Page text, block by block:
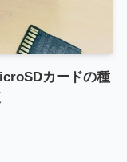
カードの種